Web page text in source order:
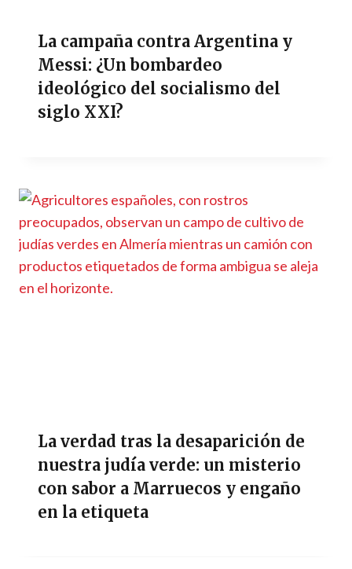
La campaña contra Argentina y
Messi: ¿Un bombardeo
ideológico del socialismo del
siglo XXI?
La verdad tras la desaparición de
nuestra judía verde: un misterio
con sabor a Marruecos y engaño
en la etiqueta